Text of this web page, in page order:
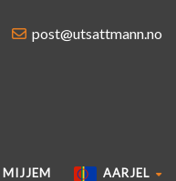
post@utsattmann.no
AARJEL